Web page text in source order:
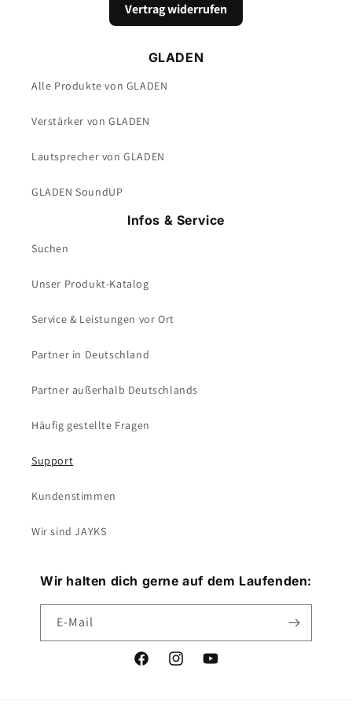
Vertrag widerrufen
GLADEN
Alle Produkte von GLADEN
Verstärker von GLADEN
Lautsprecher von GLADEN
GLADEN SoundUP
Infos & Service
Suchen
Unser Produkt-Katalog
Service & Leistungen vor Ort
Partner in Deutschland
Partner außerhalb Deutschlands
Häufig gestellte Fragen
Support
Kundenstimmen
Wir sind JAYKS
Wir halten dich gerne auf dem Laufenden:
E-Mail
FacebookInstagramYouTube